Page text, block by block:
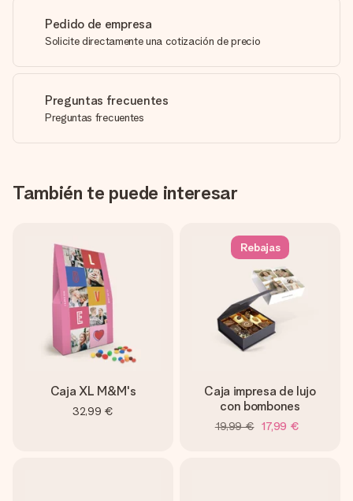
Pedido de empresa
Solicite directamente una cotización de precio
Preguntas frecuentes
Preguntas frecuentes
También te puede interesar
Caja XL M&M's
32,99 €
Rebajas
Caja impresa de lujo
con bombones
19,99 € 17,99 €